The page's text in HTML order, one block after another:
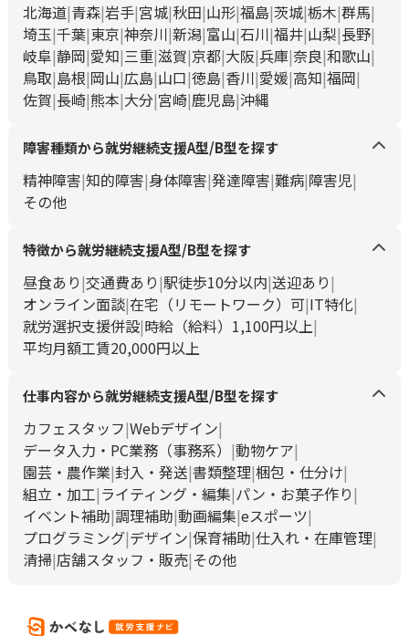
北海道 青森 岩手 宮城 秋田 山形 福島 茨城 栃木 群馬
埼玉 千葉 東京 神奈川 新潟 富山 石川 福井 山梨 長野
岐阜 静岡 愛知 三重 滋賀 京都 大阪 兵庫 奈良 和歌山
鳥取 島根 岡山 広島 山口 徳島 香川 愛媛 高知 福岡
佐賀 長崎 熊本 大分 宮崎 鹿児島 沖縄
障害種類から就労継続支援A型/B型を探す
精神障害 知的障害 身体障害 発達障害 難病 障害児
その他
特徴から就労継続支援A型/B型を探す
昼食あり 交通費あり 駅徒歩10分以内 送迎あり
オンライン面談 在宅（リモートワーク）可 IT特化
就労選択支援併設 時給（給料）1,100円以上
平均月額工賃20,000円以上
仕事内容から就労継続支援A型/B型を探す
カフェスタッフ Webデザイン
データ入力・PC業務（事務系）
動物ケア
園芸・農作業 封入・発送 書類整理 梱包・仕分け
組立・加工 ライティング・編集 パン・お菓子作り
イベント補助 調理補助 動画編集 eスポーツ
プログラミング デザイン 保育補助 仕入れ・在庫管理
清掃 店舗スタッフ・販売 その他